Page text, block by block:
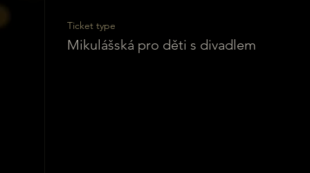
Těšit se můžete na
Ticket type
Mikulášská pro děti s divadlem